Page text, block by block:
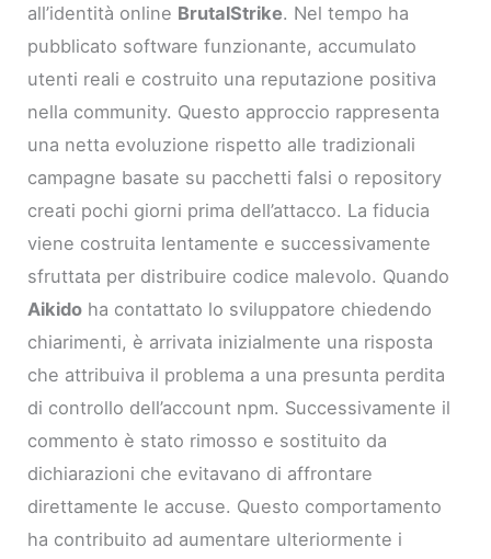
all’identità online BrutalStrike. Nel tempo ha
pubblicato software funzionante, accumulato
utenti reali e costruito una reputazione positiva
nella community. Questo approccio rappresenta
una netta evoluzione rispetto alle tradizionali
campagne basate su pacchetti falsi o repository
creati pochi giorni prima dell’attacco. La fiducia
viene costruita lentamente e successivamente
sfruttata per distribuire codice malevolo. Quando
Aikido ha contattato lo sviluppatore chiedendo
chiarimenti, è arrivata inizialmente una risposta
che attribuiva il problema a una presunta perdita
di controllo dell’account npm. Successivamente il
commento è stato rimosso e sostituito da
dichiarazioni che evitavano di affrontare
direttamente le accuse. Questo comportamento
ha contribuito ad aumentare ulteriormente i